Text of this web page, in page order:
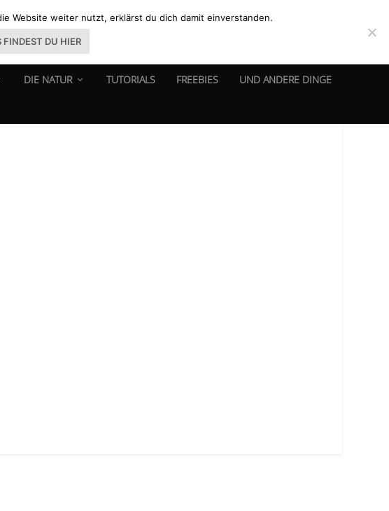
DIE NATUR TUTORIALS FREEBIES UND ANDERE DINGE
Website weiter nutzt, erklärst du dich damit einverstanden.
FINDEST DU HIER